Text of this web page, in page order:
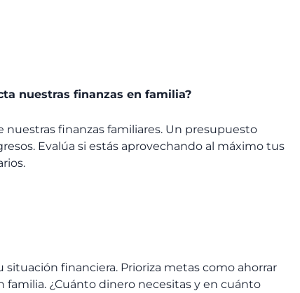
nuestras finanzas en familia?
finanzas familiares. Un presupuesto
Evalúa si estás aprovechando al máximo tus
financiera. Prioriza metas como ahorrar
familia. ¿Cuánto dinero necesitas y en cuánto